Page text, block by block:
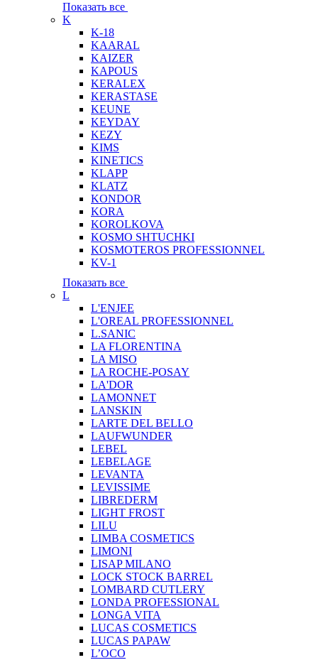
Показать все
K
K-18
KAARAL
KAIZER
KAPOUS
KERALEX
KERASTASE
KEUNE
KEYDAY
KEZY
KIMS
KINETICS
KLAPP
KLATZ
KONDOR
KORA
KOROLKOVA
KOSMO SHTUCHKI
KOSMOTEROS PROFESSIONNEL
KV-1
Показать все
L
L'ENJEE
L'OREAL PROFESSIONNEL
L.SANIC
LA FLORENTINA
LA MISO
LA ROCHE-POSAY
LA'DOR
LAMONNET
LANSKIN
LARTE DEL BELLO
LAUFWUNDER
LEBEL
LEBELAGE
LEVANTA
LEVISSIME
LIBREDERM
LIGHT FROST
LILU
LIMBA COSMETICS
LIMONI
LISAP MILANO
LOCK STOCK BARREL
LOMBARD CUTLERY
LONDA PROFESSIONAL
LONGA VITA
LUCAS COSMETICS
LUCAS PAPAW
L’OCO